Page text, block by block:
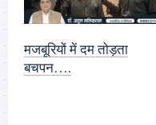
मजबूरियों में दम तोड़ता
बचपन….